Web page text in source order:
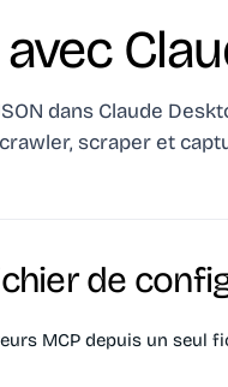
dans Claude
scraper et
de
MCP depuis un seul